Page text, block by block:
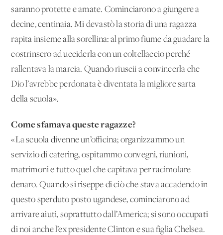
saranno protette e amate. Cominciarono a giungere a
decine, centinaia. Mi devastò la storia di una ragazza
rapita insieme alla sorellina: al primo fiume da guadare la
costrinsero ad ucciderla con un coltellaccio perché
rallentava la marcia. Quando riuscii a convincerla che
Dio l’avrebbe perdonata è diventata la migliore sarta
della scuola».
Come sfamava queste ragazze?
«La scuola divenne un’officina; organizzammo un
servizio di catering, ospitammo convegni, riunioni,
matrimoni e tutto quel che capitava per racimolare
denaro. Quando si riseppe di ciò che stava accadendo in
questo sperduto posto ugandese, cominciarono ad
arrivare aiuti, soprattutto dall’America; si sono occupati
di noi anche l’ex presidente Clinton e sua figlia Chelsea.